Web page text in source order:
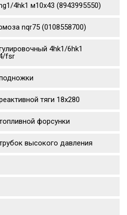
4hk1 м10х43 (8943995550)
nqr75 (0108558700)
4hk1/6hk1
fsr
тяги 18x280
форсунки
высокого давления